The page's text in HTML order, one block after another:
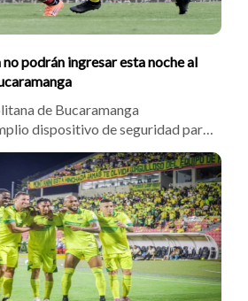
podrán ingresar esta noche al
de Bucaramanga
dispositivo de seguridad para
Bucaramanga y Cúcuta
dentro y fuera del estadio,
permanente, además de la
de hinchada visitante.